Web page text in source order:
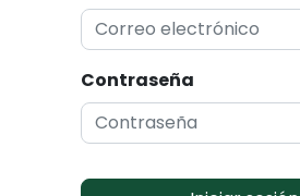
Contraseña